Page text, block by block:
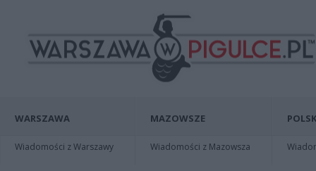
WARSZAWA
Wiadomości z Warszawy
MAZOWSZE
Wiadomości z Mazowsza